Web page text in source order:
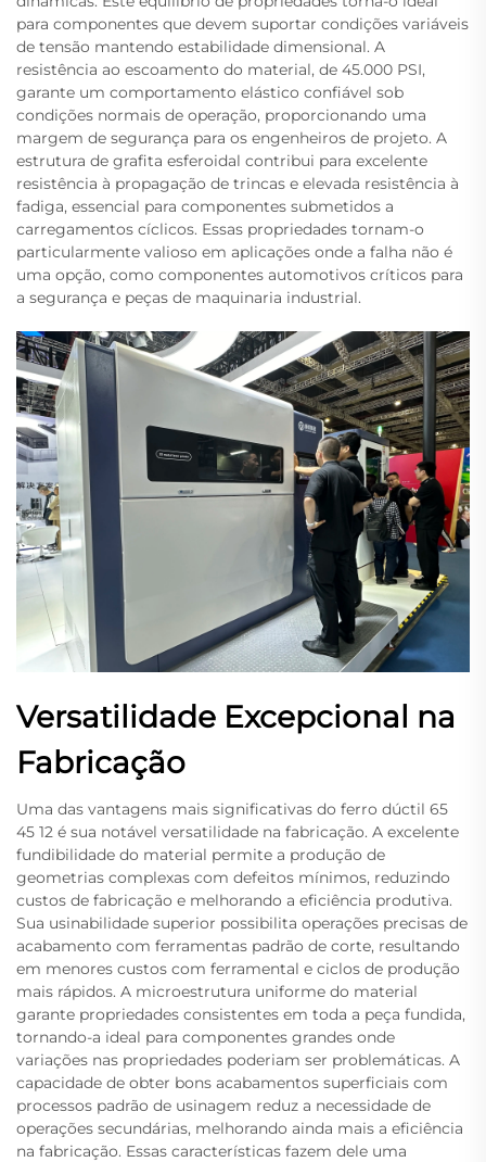
para componentes que devem suportar condições variáveis
de tensão mantendo estabilidade dimensional. A
resistência ao escoamento do material, de 45.000 PSI,
garante um comportamento elástico confiável sob
condições normais de operação, proporcionando uma
margem de segurança para os engenheiros de projeto. A
estrutura de grafita esferoidal contribui para excelente
resistência à propagação de trincas e elevada resistência à
fadiga, essencial para componentes submetidos a
carregamentos cíclicos. Essas propriedades tornam-o
particularmente valioso em aplicações onde a falha não é
uma opção, como componentes automotivos críticos para
a segurança e peças de maquinaria industrial.
Versatilidade Excepcional na
Fabricação
Uma das vantagens mais significativas do ferro dúctil 65
45 12 é sua notável versatilidade na fabricação. A excelente
fundibilidade do material permite a produção de
geometrias complexas com defeitos mínimos, reduzindo
custos de fabricação e melhorando a eficiência produtiva.
Sua usinabilidade superior possibilita operações precisas de
acabamento com ferramentas padrão de corte, resultando
em menores custos com ferramental e ciclos de produção
mais rápidos. A microestrutura uniforme do material
garante propriedades consistentes em toda a peça fundida,
tornando-a ideal para componentes grandes onde
variações nas propriedades poderiam ser problemáticas. A
capacidade de obter bons acabamentos superficiais com
processos padrão de usinagem reduz a necessidade de
operações secundárias, melhorando ainda mais a eficiência
na fabricação. Essas características fazem dele uma